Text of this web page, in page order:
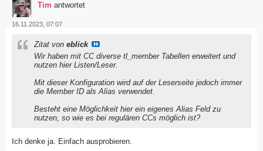
Tim antwortet
16.11.2023, 07:07
Zitat von eblick
Wir haben mit CC diverse tl_member Tabellen erweitert und
nutzen hier Listen/Leser.
Mit dieser Konfiguration wird auf der Leserseite jedoch immer
die Member ID als Alias verwendet.
Besteht eine Möglichkeit hier ein eigenes Alias Feld zu
nutzen, so wie es bei regulären CCs möglich ist?
Ich denke ja. Einfach ausprobieren.